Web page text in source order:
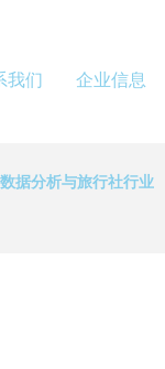
我们 企业信息
据分析与旅行社行业